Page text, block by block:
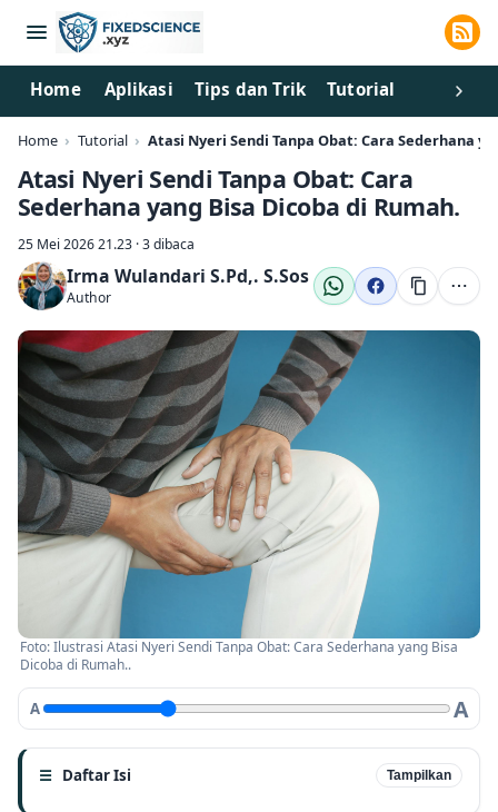
Home Aplikasi Tips dan Trik Tutorial
Home Tutorial Atasi Nyeri Sendi Tanpa Obat: Cara Sederhana
Atasi Nyeri Sendi Tanpa Obat: Cara
Sederhana yang Bisa Dicoba di Rumah.
25 Mei 2026 21.23 · 3 dibaca
Irma Wulandari S.Pd,. S.Sos
Author
Foto: Ilustrasi Atasi Nyeri Sendi Tanpa Obat: Cara Sederhana yang Bisa
Dicoba di Rumah..
A A
Daftar Isi Tampilkan